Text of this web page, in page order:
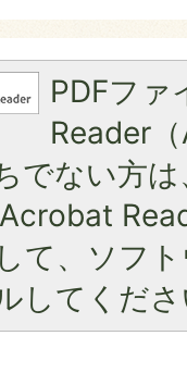
PDFファ
Reader
でない方
て、ソフ
してくださ